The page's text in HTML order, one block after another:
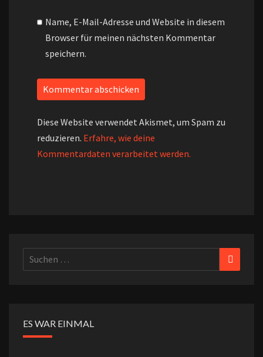
Name, E-Mail-Adresse und Website in diesem
Browser für meinen nächsten Kommentar
speichern.
Diese Website verwendet Akismet, um Spam zu
reduzieren. Erfahre, wie deine
Kommentardaten verarbeitet werden.
Suchen
nach:
Suchen
ES WAR EINMAL